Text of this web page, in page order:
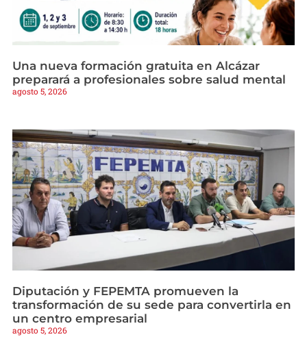
Una nueva formación gratuita en Alcázar
preparará a profesionales sobre salud mental
agosto 5, 2026
Diputación y FEPEMTA promueven la
transformación de su sede para convertirla en
un centro empresarial
agosto 5, 2026